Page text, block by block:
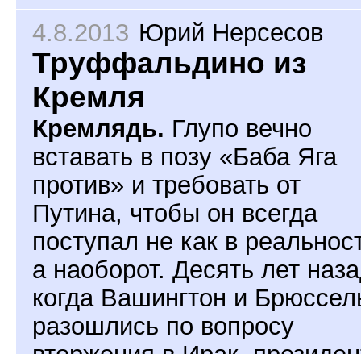
4.8.2013 Юрий Нерсесов
Труффальдино из
Кремля
Кремлядь. Глупо вечно
вставать в позу «Баба Яга
против» и требовать от
Путина, чтобы он всегда
поступал не как в
а наоборот. Десять лет
когда Вашингтон и
разошлись по вопросу